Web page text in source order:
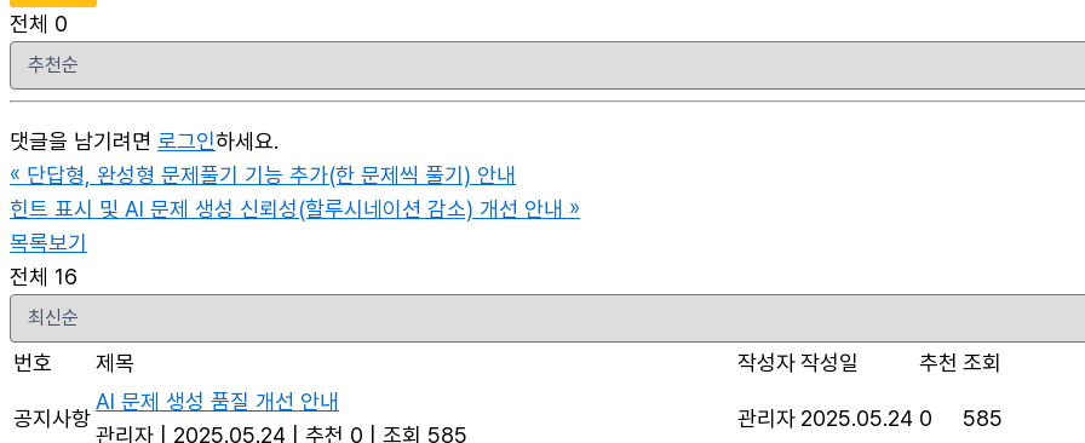
전체 0
댓글을 남기려면 로그인하세요.
« 단답형, 완성형 문제풀기 기능 추가(한 문제씩 풀기) 안내
힌트 표시 및 AI 문제 생성 신뢰성(할루시네이션 감소) 개선 안내 »
목록보기
전체 16
번호 제목 작성자작성일 추천 조회
공지사항
AI 문제 생성 품질 개선 안내
관리자
2025.05.24 추천 0 조회 585
관리자 2025.05.24 0 585